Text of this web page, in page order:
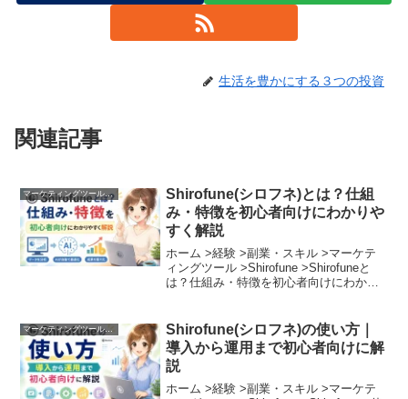
生活を豊かにする３つの投資
関連記事
マーケティングツール︰Shirofune
Shirofune(シロフネ)とは？仕組
み・特徴を初心者向けにわかりや
すく解説
ホーム >経験 >副業・スキル >マーケテ
ィングツール >Shirofune >Shirofuneと
は？仕組み・特徴を初心者向けにわかり
「運用のやり方が正解か分からず、広...
マーケティングツール︰Shirofune
Shirofune(シロフネ)の使い方｜
導入から運用まで初心者向けに解
説
ホーム >経験 >副業・スキル >マーケテ